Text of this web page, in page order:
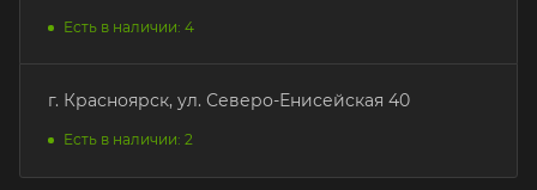
Есть в наличии: 4
г. Красноярск, ул. Северо-Енисейская 40
Есть в наличии: 2